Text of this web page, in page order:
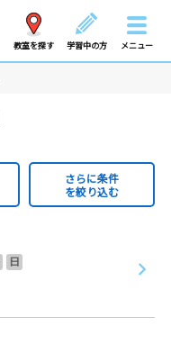
教室を探す 学習中の方 メニュー
さらに条件
を絞り込む
日